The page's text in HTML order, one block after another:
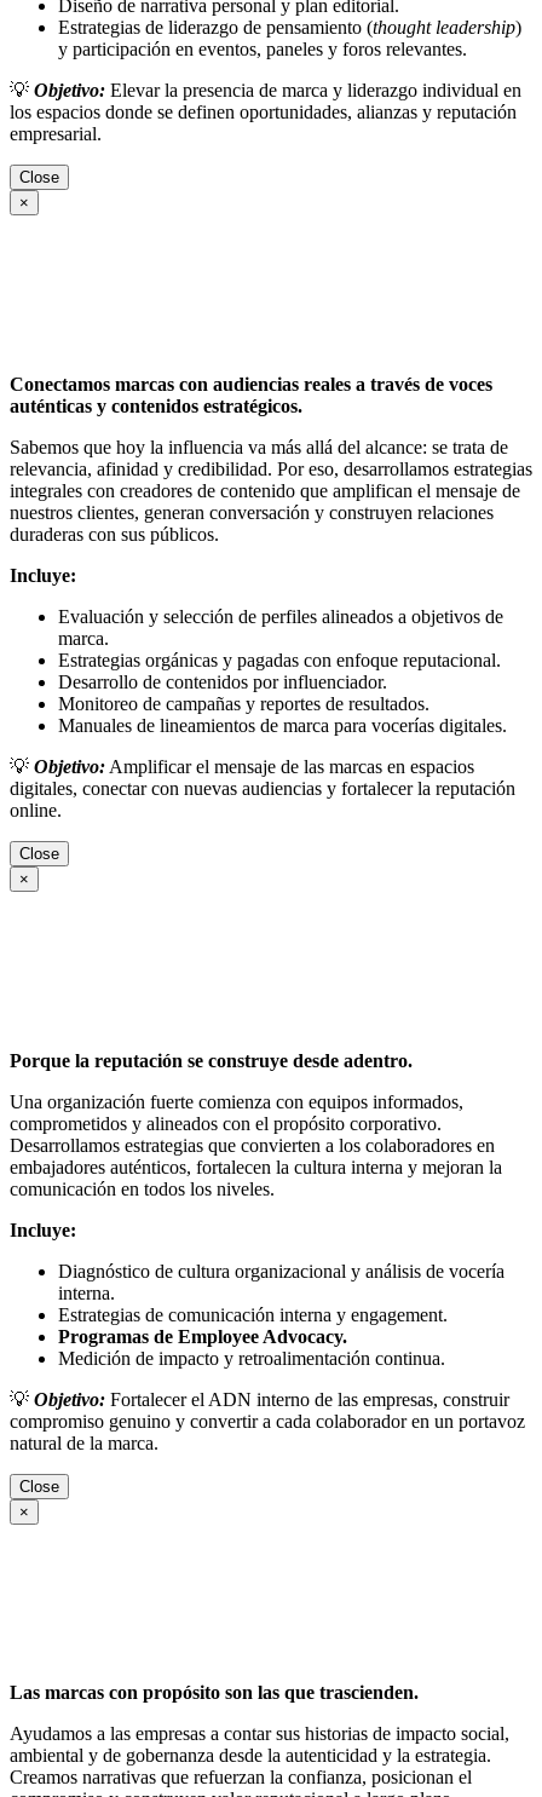
Diseño de narrativa personal y plan editorial.
Estrategias de liderazgo de pensamiento (thought leadership)
y participación en eventos, paneles y foros relevantes.
💡 Objetivo: Elevar la presencia de marca y liderazgo individual en
los espacios donde se definen oportunidades, alianzas y reputación
empresarial.
Close
×
Conectamos marcas con audiencias reales a través de voces
auténticas y contenidos estratégicos.
Sabemos que hoy la influencia va más allá del alcance: se trata de
relevancia, afinidad y credibilidad. Por eso, desarrollamos estrategias
integrales con creadores de contenido que amplifican el mensaje de
nuestros clientes, generan conversación y construyen relaciones
duraderas con sus públicos.
Incluye:
Evaluación y selección de perfiles alineados a objetivos de
marca.
Estrategias orgánicas y pagadas con enfoque reputacional.
Desarrollo de contenidos por influenciador.
Monitoreo de campañas y reportes de resultados.
Manuales de lineamientos de marca para vocerías digitales.
💡 Objetivo: Amplificar el mensaje de las marcas en espacios
digitales, conectar con nuevas audiencias y fortalecer la reputación
online.
Close
×
Porque la reputación se construye desde adentro.
Una organización fuerte comienza con equipos informados,
comprometidos y alineados con el propósito corporativo.
Desarrollamos estrategias que convierten a los colaboradores en
embajadores auténticos, fortalecen la cultura interna y mejoran la
comunicación en todos los niveles.
Incluye:
Diagnóstico de cultura organizacional y análisis de vocería
interna.
Estrategias de comunicación interna y engagement.
Programas de Employee Advocacy.
Medición de impacto y retroalimentación continua.
💡 Objetivo: Fortalecer el ADN interno de las empresas, construir
compromiso genuino y convertir a cada colaborador en un portavoz
natural de la marca.
Close
×
Las marcas con propósito son las que trascienden.
Ayudamos a las empresas a contar sus historias de impacto social,
ambiental y de gobernanza desde la autenticidad y la estrategia.
Creamos narrativas que refuerzan la confianza, posicionan el